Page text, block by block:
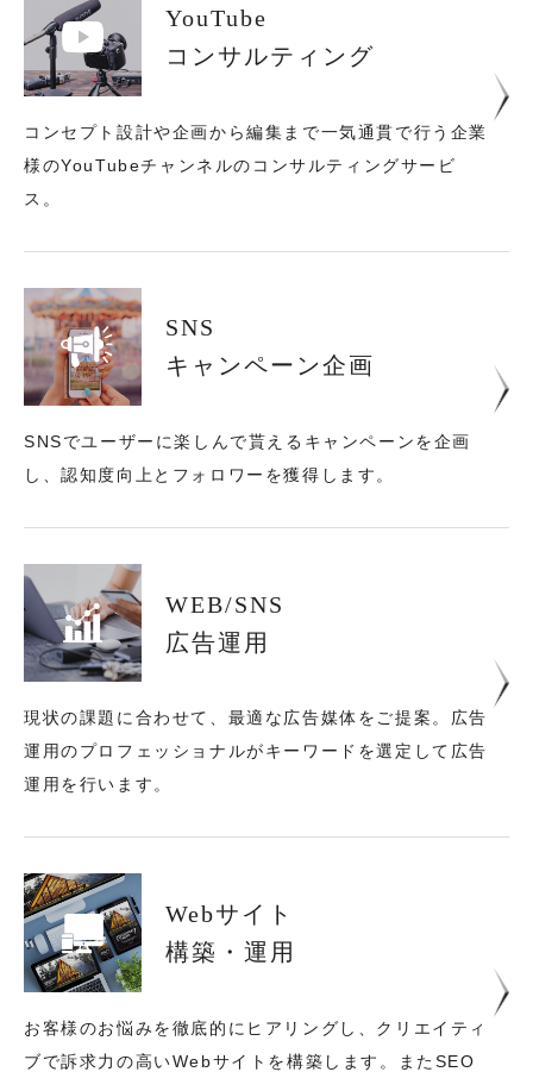
YouTube
コンサルティング
コンセプト設計や企画から編集まで一気通貫で行う 企業
様のYouTubeチャンネルのコンサルティングサービ
ス。
SNS
キャンペーン企画
SNSでユーザーに楽しんで貰えるキャンペーンを企画
し、認知度向上とフォロワーを獲得します。
WEB/SNS
広告運用
現状の課題に合わせて、最適な広告媒体をご提案。 広告
運用のプロフェッショナルがキーワードを選定して広告
運用を行います。
Webサイト
構築・運用
お客様のお悩みを徹底的にヒアリングし、クリエイティ
ブで訴求力の高いWebサイトを構築します。
またSEO